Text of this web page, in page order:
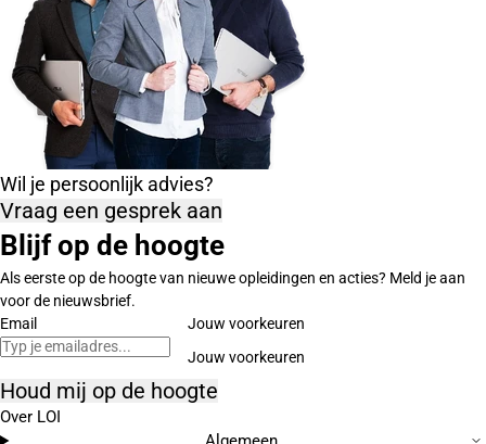
Wil je persoonlijk advies?
Vraag een gesprek aan
Blijf op de hoogte
Als eerste op de hoogte van nieuwe opleidingen en acties? Meld je aan
voor de nieuwsbrief.
Email
Jouw voorkeuren
Houd mij op de hoogte
Over LOI